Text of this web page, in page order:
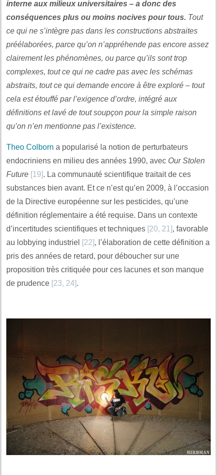
interne aux milieux universitaires – a donc des
conséquences plus ou moins nocives pour tous. Tout
ce qui ne s’intègre pas dans les constructions abstraites
préélaborées, parce qu’on n’appréhende pas encore assez
clairement les phénomènes, ou parce qu’ils sont trop
complexes, tout ce qui ne cadre pas avec les schémas
abstraits, tout ce qui demande encore à être exploré – tout
cela est étouffé par l’exigence d’ordre, intégré aux
définitions et lavé de tout soupçon pour la simple raison
qu’on n’en mentionne pas l’existence.
Theo Colborn a popularisé la notion de perturbateurs
endocriniens en milieu des années 1990, avec Our Stolen
Future [19]. La communauté scientifique traitait de ces
substances bien avant. Et ce n’est qu’en 2009, à l’occasion
de la Directive européenne sur les pesticides, qu’une
définition réglementaire a été requise. Dans un contexte
d’incertitudes scientifiques et techniques [20, 21], favorable
au lobbying industriel [22], l’élaboration de cette définition a
pris des années de retard, pour déboucher sur une
proposition très critiquée pour ces lacunes et son manque
de prudence [23, 24].